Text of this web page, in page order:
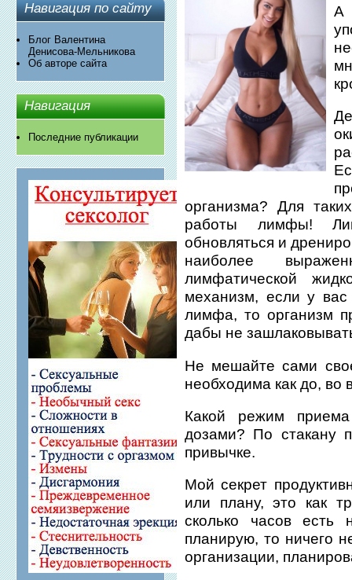
Навигация по сайту
Блог Валентина
Денисова-Мельникова
Об авторе сайта
Навигация
Последние публикации
А
организма? Для
работы лимфы!
обновляться и
наиболее
лимфатической
механизм, если у
лимфа, то организм
дабы не
Не мешайте сами
необходима как до, во
Какой режим
дозами? По стакану
привычке.
Мой секрет
или плану, это как
сколько часов
планирую, то ничего
организации,